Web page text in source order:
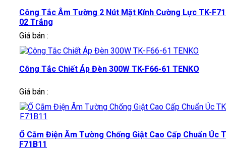
Công Tắc Âm Tường 2 Nút Mặt Kính Cường Lực TK-
02 Trắng
Giá bán :
Công Tắc Chiết Áp Đèn 300W TK-F66-61 TENKO
Giá bán :
Ổ Cắm Điện Âm Tường Chống Giật Cao Cấp Chuẩn Úc
F71B11